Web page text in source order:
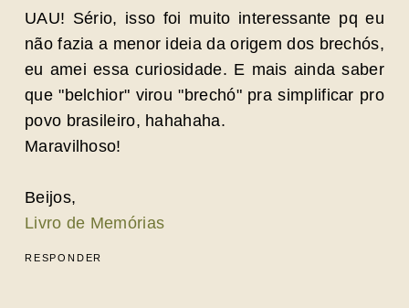
UAU! Sério, isso foi muito interessante pq eu
não fazia a menor ideia da origem dos brechós,
eu amei essa curiosidade. E mais ainda saber
que "belchior" virou "brechó" pra simplificar pro
povo brasileiro, hahahaha.
Maravilhoso!
Beijos,
Livro de Memórias
RESPONDER